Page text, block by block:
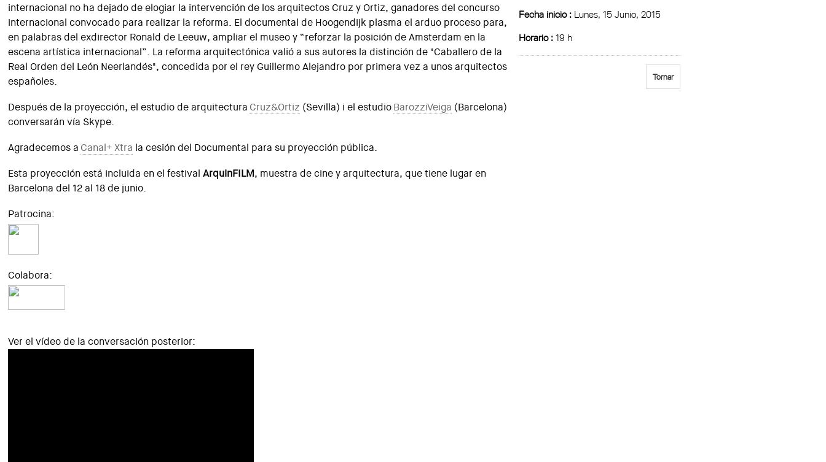
Fecha inicio : Lunes, 15 Junio, 2015
Horario :19 h
Tornar
internacional no ha dejado de elogiar la intervención de los arquitectos Cruz y Ortiz, ganadores del concurso
internacional convocado para realizar la reforma. El documental de Hoogendijk plasma el arduo proceso para,
en palabras del exdirector Ronald de Leeuw, ampliar el museo y “reforzar la posición de Amsterdam en la
escena artística internacional”. La reforma arquitectónica valió a sus autores la distinción de "Caballero de la
Real Orden del León Neerlandés", concedida por el rey Guillermo Alejandro por primera vez a unos arquitectos
españoles.
Después de la proyección, el estudio de arquitectura Cruz&Ortiz (Sevilla) i el estudioBarozziVeiga (Barcelona)
conversarán vía Skype.
Agradecemos a Canal+ Xtra la cesión del Documental para su proyección pública.
Esta proyección está incluida en el festivalArquinFILM, muestra de cine y arquitectura, que tiene lugar en
Barcelona del 12 al 18 de junio.
Patrocina:
Colabora:
Ver el vídeo de la conversación posterior: